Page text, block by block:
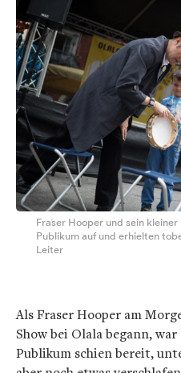
Fraser Hooper und sein
Publikum auf und erhielten
Leiter
Als Fraser Hooper am
Show bei Olala begann,
Publikum schien bereit,